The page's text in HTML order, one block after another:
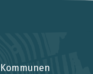
Kommunen